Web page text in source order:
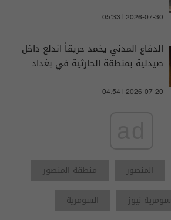
05:33 | 2026-07-30
الدفاع المدني يخمد حريقاً اندلع داخل
صيدلية بمنطقة الحارثية في بغداد
04:54 | 2026-07-20
المنصور
منطقة المنصور
سومرية نيوز
السومرية